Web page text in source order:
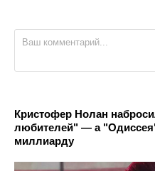
Кристофер Нолан
любителей" — а
миллиарду